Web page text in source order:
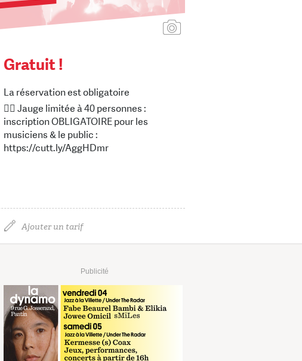
Gratuit !
La réservation est obligatoire
🙍‍♂️ Jauge limitée à 40 personnes :
inscription OBLIGATOIRE pour les
musiciens & le public :
https://cutt.ly/AggHDmr
Ajouter un tarif
Publicité